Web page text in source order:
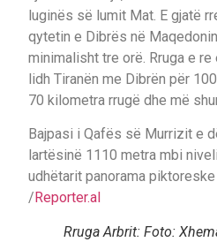
luginës së lumit Mat. E gjatë
qytetin e Dibrës në
minimalisht tre orë. Rruga e
lidh Tiranën me Dibrën për
70 kilometra rrugë dhe më
Bajpasi i Qafës së Murrizit e
lartësinë 1110 metra mbi
udhëtarit panorama
/ Reporter.al
Rruga Arbrit: Foto: